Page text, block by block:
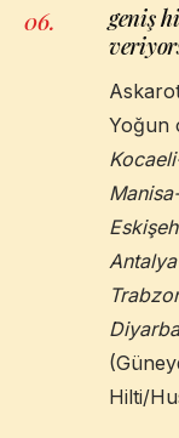
06.
geniş
Yoğun
Hilti/